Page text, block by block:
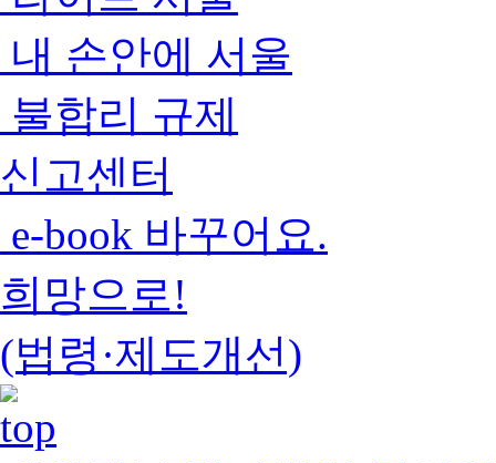
내 손안에 서울
불합리 규제
신고센터
e-book 바꾸어요.
희망으로!
(법령·제도개선)